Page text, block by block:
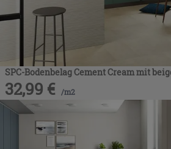
SPC-Bodenbelag Cement Cream mit
32,99 € /m2